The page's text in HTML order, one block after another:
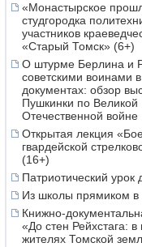
«Монастырское
студгородка
участников
«Старый Томск» (6+)
О штурме Берлина и
советскими воинами в
документах: обзор
Пушкинки по Великой
Отечественной войне
Открытая лекция
гвардейской
(16+)
Патриотический урок
Из школы прямиком в
Книжно-
«До стен Рейхстага: в
жителях Томской